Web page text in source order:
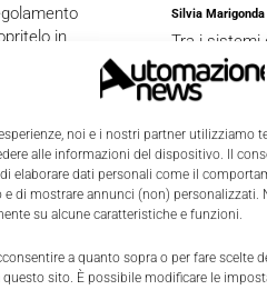
noi e i nostri partner utilizziamo
alle informazioni del dispositivo. Il
elaborare dati personali come il
di mostrare annunci (non) personalizzati.
su alcune caratteristiche e funzioni.
a quanto sopra o per fare scelte
questo sito. È possibile modificare le
in
introdotte,
Silvia Marigonda
Tra i sistemi
meglio usare
invece le
analisi, con
future e
questo